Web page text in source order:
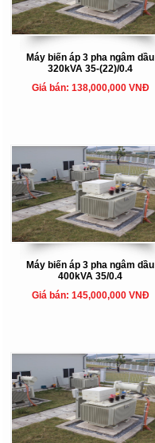
Máy biến áp 3 pha ngâm dầu
320kVA 35-(22)/0.4
Giá bán: 138,000,000 VNĐ
Máy biến áp 3 pha ngâm dầu
400kVA 35/0.4
Giá bán: 145,000,000 VNĐ